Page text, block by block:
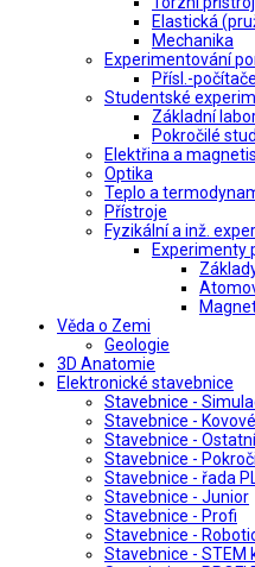
Elastická
Mechanika
Experimentování
Přísl.-
Studentské
Základní
Pokročilé
Elektřina a
Optika
Teplo a
Přístroje
Fyzikální a inž.
Experimenty
Věda o Zemi
Geologie
3D Anatomie
Elektronické stavebnice
Stavebnice -
Stavebnice -
Stavebnice - Ostatní
Stavebnice -
Stavebnice - řada
Stavebnice - Junior
Stavebnice - Profi
Stavebnice -
Stavebnice - STEM